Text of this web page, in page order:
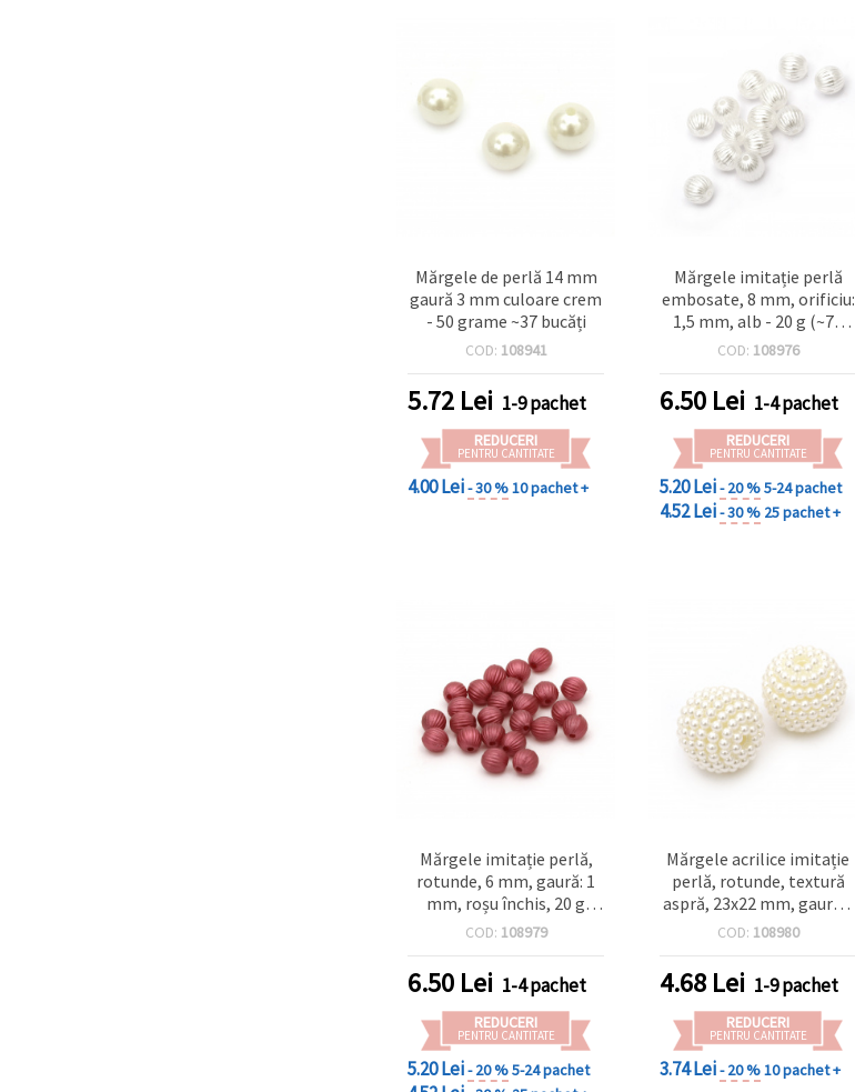
Mărgele de perlă 14 mm
gaură 3 mm culoare crem
- 50 grame ~37 bucăți
COD: 108941
5.72 Lei 1-9 pachet
REDUCERI
PENTRU CANTITATE
4.00 Lei- 30 %10 pachet +
Mărgele imitație perlă
embosate, 8 mm, orificiu:
1,5 mm, alb - 20 g (~75
buc.)
COD: 108976
6.50 Lei 1-4 pachet
REDUCERI
PENTRU CANTITATE
5.20 Lei- 20 %5-24 pachet
4.52 Lei- 30 % 25 pachet +
Mărgele imitație perlă,
rotunde, 6 mm, gaură: 1
mm, roșu închis, 20 g
(~160 buc.)
COD: 108979
6.50 Lei 1-4 pachet
REDUCERI
PENTRU CANTITATE
5.20 Lei- 20 %5-24 pachet
Mărgele acrilice imitație
perlă, rotunde, textură
aspră, 23x22 mm, gaură 3
mm, culoare crem - 5 buc.
COD: 108980
4.68 Lei 1-9 pachet
REDUCERI
PENTRU CANTITATE
3.74 Lei- 20 %10 pachet +